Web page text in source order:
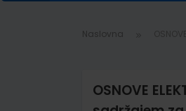
Naslovna
OSNOVE